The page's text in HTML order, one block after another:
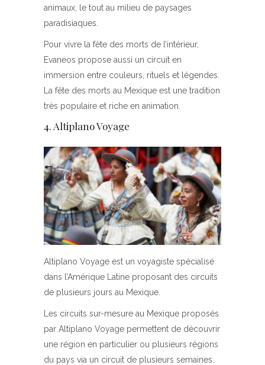
animaux, le tout au milieu de paysages
paradisiaques.
Pour vivre la fête des morts de l’intérieur,
Evaneos propose aussi un circuit en
immersion entre couleurs, rituels et légendes.
La fête des morts au Mexique est une tradition
très populaire et riche en animation.
4. Altiplano Voyage
Altiplano Voyage est un voyagiste spécialisé
dans l’Amérique Latine proposant des circuits
de plusieurs jours au Mexique.
Les circuits sur-mesure au Mexique proposés
par Altiplano Voyage permettent de découvrir
une région en particulier ou plusieurs régions
du pays via un circuit de plusieurs semaines.